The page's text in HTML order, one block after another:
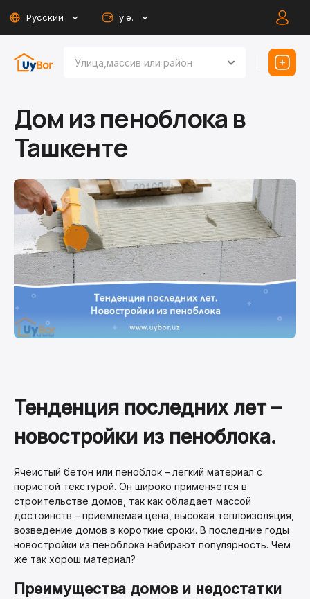
Русский у.е.
Дом из пеноблока в
Ташкенте
Тенденция последних лет –
новостройки из пеноблока.
Ячеистый бетон или пеноблок – легкий материал с
пористой текстурой. Он широко применяется в
строительстве домов, так как обладает массой
достоинств – приемлемая цена, высокая теплоизоляция,
возведение домов в короткие сроки. В последние годы
новостройки из пеноблока набирают популярность. Чем
же так хорош материал?
Преимущества домов и недостатки